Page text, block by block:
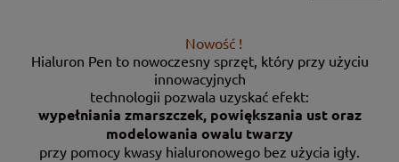
Nowość !
Hialuron Pen to nowoczesny sprzęt, który przy użyciu
innowacyjnych
technologii pozwala uzyskać efekt:
wypełniania zmarszczek, powiększania ust oraz
modelowania owalu twarzy
przy pomocy kwasy hialuronowego bez użycia igły.